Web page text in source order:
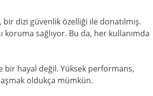
dizi güvenlik özelliği ile donatılmış.
koruma sağlıyor. Bu da, her kullanımda
bir hayal değil. Yüksek performans,
oldukça mümkün.